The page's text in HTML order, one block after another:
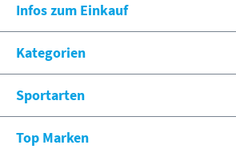
eshop@spexx.org
Infos zum Einkauf
Kategorien
Sportarten
Top Marken